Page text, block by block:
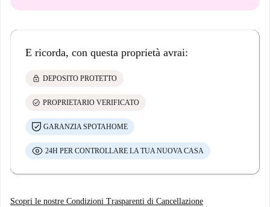
E ricorda, con questa proprietà avrai:
lock DEPOSITO PROTETTO
check_circle PROPRIETARIO VERIFICATO
GARANZIA SPOTAHOME
24H PER CONTROLLARE LA TUA NUOVA CASA
Scopri le nostre Condizioni Trasparenti di Cancellazione